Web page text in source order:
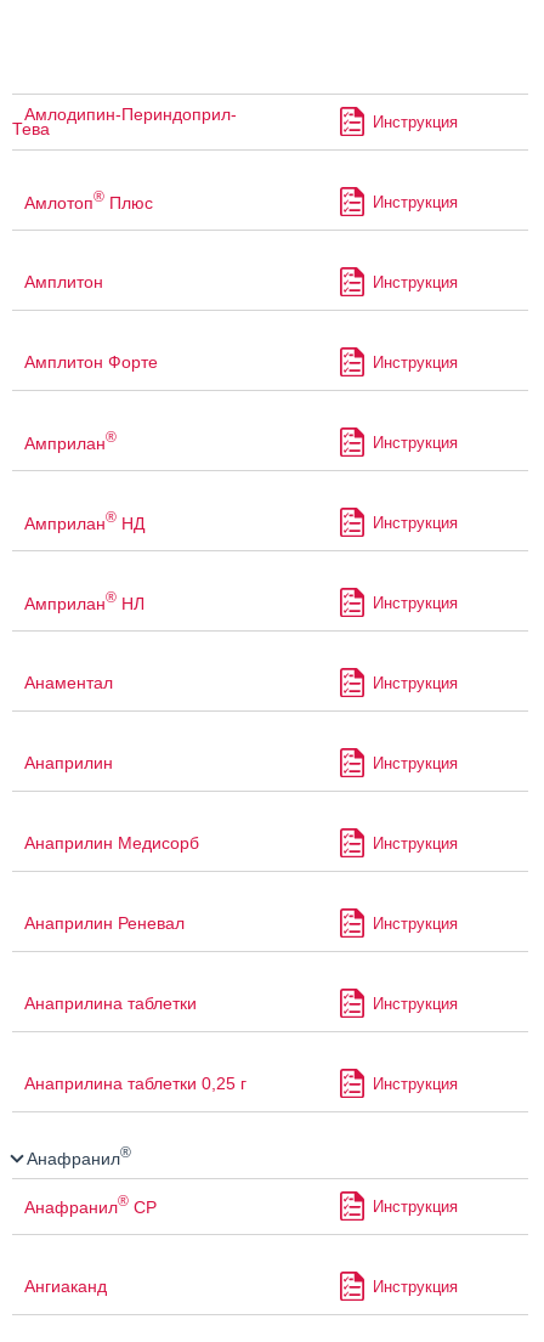
Амлодипин-Периндоприл-
Тева Инструкция
Амлотоп® Плюс Инструкция
Амплитон Инструкция
Амплитон Форте Инструкция
Амприлан® Инструкция
Амприлан® НД Инструкция
Амприлан® НЛ Инструкция
Анаментал Инструкция
Анаприлин Инструкция
Анаприлин Медисорб Инструкция
Анаприлин Реневал Инструкция
Анаприлина таблетки Инструкция
Анаприлина таблетки 0,25 г Инструкция
Анафранил®
Анафранил® СР Инструкция
Ангиаканд Инструкция